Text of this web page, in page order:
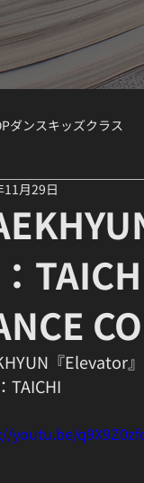
ダンスキッズクラス
ニアクラス
Spotlight ダ
月29日
『Elevator
TAICHI
youtu.be/